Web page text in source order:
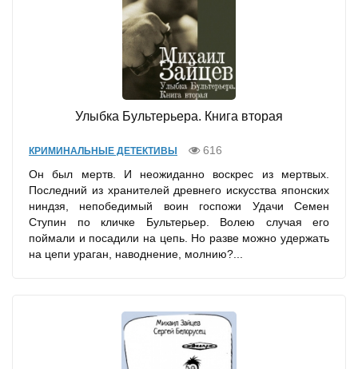
Улыбка Бультерьера. Книга вторая
КРИМИНАЛЬНЫЕ ДЕТЕКТИВЫ
616
Он был мертв. И неожиданно воскрес из мертвых.
Последний из хранителей древнего искусства японских
ниндзя, непобедимый воин госпожи Удачи Семен
Ступин по кличке Бультерьер. Волею случая его
поймали и посадили на цепь. Но разве можно удержать
на цепи ураган, наводнение, молнию?...